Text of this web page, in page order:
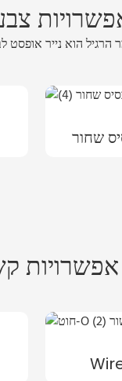
הוא נייר אופסט לבן 80 גרם
שחור
אפשרויות